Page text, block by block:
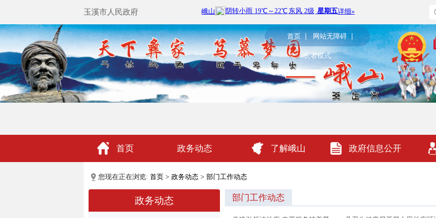
玉溪市人民政府
首页 网站无障碍
长者模式
首页 政务动态 了解峨山 政府信息公开
政民互动
您现在正在浏览: 首页 > 政务动态 > 部门工作动态
政务动态 部门工作动态